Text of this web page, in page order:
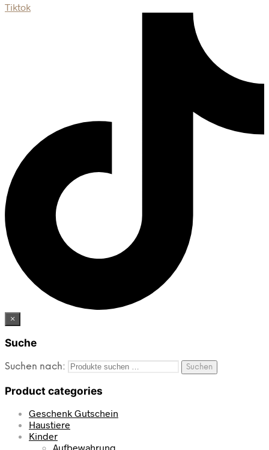
Tiktok
×
Suche
Suchen nach: Suchen
Product categories
Geschenk Gutschein
Haustiere
Kinder
Aufbewahrung